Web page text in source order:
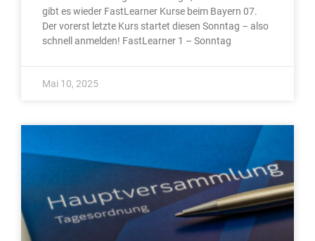
gibt es wieder FastLearner Kurse beim Bayern 07.
Der vorerst letzte Kurs startet diesen Sonntag – also
schnell anmelden! FastLearner 1 – Sonntag
Mai 10, 2025